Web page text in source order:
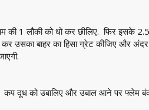
की 1 लौकी को धो कर छीलिए. फिर इसके
कर उसका बाहर का हिसा ग्रेट कीजिए और
कप दूध को उबालिए और उबाल आने पर फ्लेम